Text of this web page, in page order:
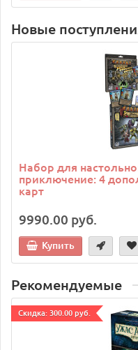
Новые
Набор для
приключение: 4
карт
9990.00 руб.
Купить
Рекомендуемые
Cкидка: 300.00 руб.